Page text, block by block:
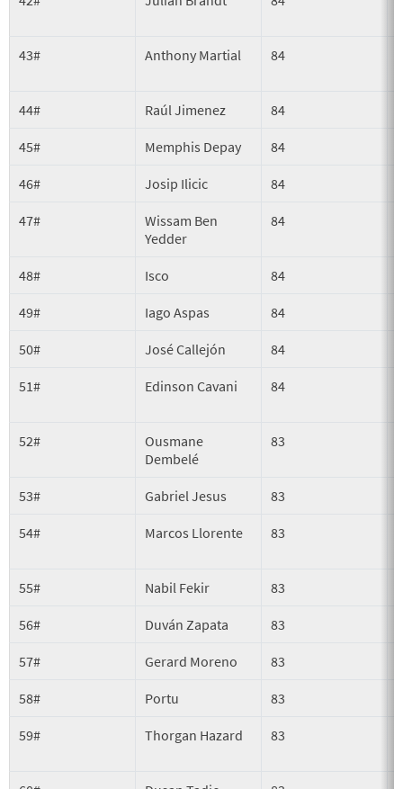
43# Anthony Martial 84
44# Raúl Jimenez 84
45# Memphis Depay 84
46# Josip Ilicic 84
47#
Wissam Ben
Yedder
84
48# Isco 84
49# Iago Aspas 84
50# José Callejón 84
51# Edinson Cavani 84
52#
Ousmane
Dembelé
83
53# Gabriel Jesus 83
54# Marcos Llorente 83
55# Nabil Fekir 83
56# Duván Zapata 83
57# Gerard Moreno 83
58# Portu 83
59# Thorgan Hazard 83